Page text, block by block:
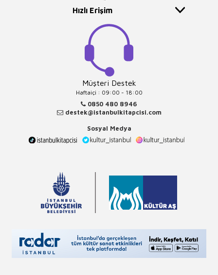
Hızlı Erişim
Müşteri Destek
Haftaiçi : 09:00 - 18:00
0850 480 8946
destek@istanbulkitapcisi.com
Sosyal Medya